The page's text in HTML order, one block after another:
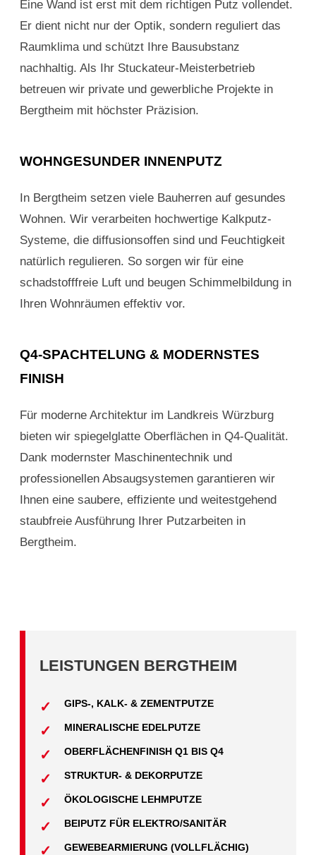
Eine Wand ist erst mit dem richtigen Putz vollendet.
Er dient nicht nur der Optik, sondern reguliert das
Raumklima und schützt Ihre Bausubstanz
nachhaltig. Als Ihr Stuckateur-Meisterbetrieb
betreuen wir private und gewerbliche Projekte in
Bergtheim mit höchster Präzision.
WOHNGESUNDER INNENPUTZ
In Bergtheim setzen viele Bauherren auf gesundes
Wohnen. Wir verarbeiten hochwertige Kalkputz-
Systeme, die diffusionsoffen sind und Feuchtigkeit
natürlich regulieren. So sorgen wir für eine
schadstofffreie Luft und beugen Schimmelbildung in
Ihren Wohnräumen effektiv vor.
Q4-SPACHTELUNG & MODERNSTES
FINISH
Für moderne Architektur im Landkreis Würzburg
bieten wir spiegelglatte Oberflächen in Q4-Qualität.
Dank modernster Maschinentechnik und
professionellen Absaugsystemen garantieren wir
Ihnen eine saubere, effiziente und weitestgehend
staubfreie Ausführung Ihrer Putzarbeiten in
Bergtheim.
LEISTUNGEN BERGTHEIM
GIPS-, KALK- & ZEMENTPUTZE
MINERALISCHE EDELPUTZE
OBERFLÄCHENFINISH Q1 BIS Q4
STRUKTUR- & DEKORPUTZE
ÖKOLOGISCHE LEHMPUTZE
BEIPUTZ FÜR ELEKTRO/SANITÄR
GEWEBEARMIERUNG (VOLLFLÄCHIG)